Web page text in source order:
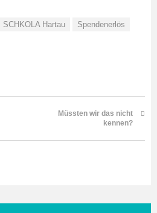
SCHKOLA Hartau
Spendenerlös
Müssten wir das nicht
kennen?